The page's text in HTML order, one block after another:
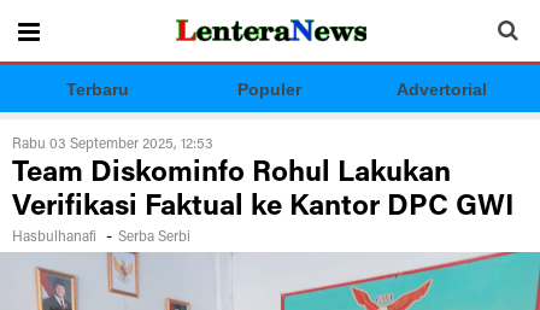
Terbaru Populer Advertorial
Rabu 03 September 2025, 12:53
Team Diskominfo Rohul Lakukan
Verifikasi Faktual ke Kantor DPC GWI
Hasbulhanafi - Serba Serbi